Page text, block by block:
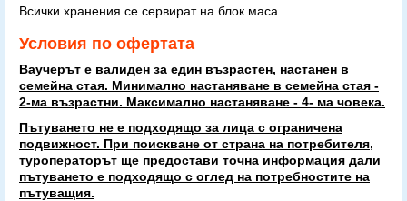
Всички хранения се сервират на блок маса.
Условия по офертата
Ваучерът е валиден за един възрастен, настанен в
семейна стая. Минимално настаняване в семейна стая -
2-ма възрастни. Максимално настаняване - 4- ма човека.
Пътуването не е подходящо за лица с ограничена
подвижност. При поискване от страна на потребителя,
туроператорът ще предостави точна информация дали
пътуването е подходящо с оглед на потребностите на
пътуващия.